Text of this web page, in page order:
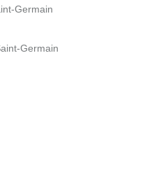
Germain
Germain